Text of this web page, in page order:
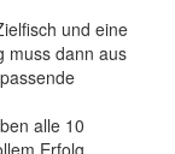
und eine
muss dann aus
alle 10